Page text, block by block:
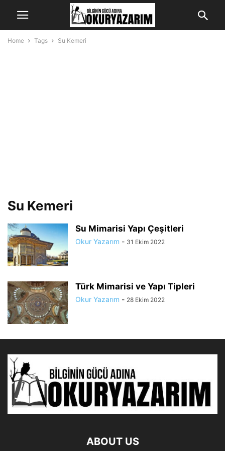
Home Tags Su Kemeri
Su Kemeri
Su Mimarisi Yapı Çeşitleri
Okur Yazarım - 31 Ekim 2022
Türk Mimarisi ve Yapı Tipleri
Okur Yazarım - 28 Ekim 2022
ABOUT US